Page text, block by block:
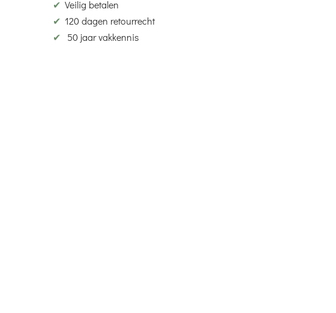
✔ Veilig betalen
✔ 120 dagen retourrecht
✔
50 jaar vakkennis